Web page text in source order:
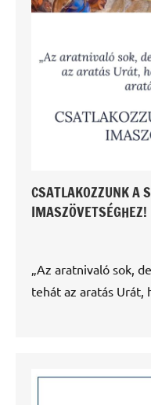
CSATLAKOZZUNK A
IMASZÖVETSÉGHEZ!
„Az aratnivaló sok,
tehát az aratás Urát,